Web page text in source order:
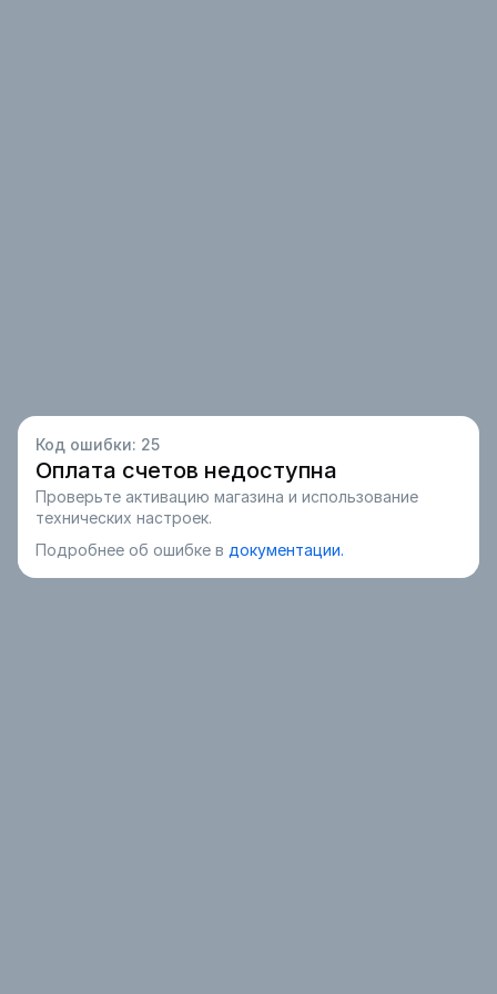
Код ошибки: 25
Оплата счетов недоступна
Проверьте активацию магазина и использование
технических настроек.
Подробнее об ошибке в документации.